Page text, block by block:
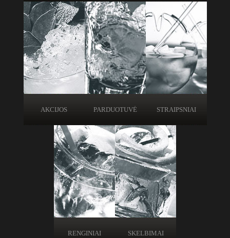
AKCIJOS PARDUOTUVĖ STRAIPSNIAI
RENGINIAI SKELBIMAI